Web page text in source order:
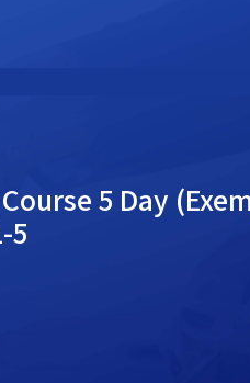
5 Day
5